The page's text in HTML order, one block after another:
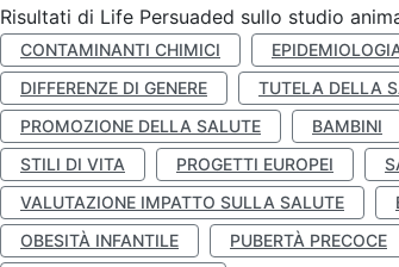
Risultati di Life Persuaded sullo studio
CONTAMINANTI CHIMICI
DIFFERENZE DI GENERE
TUTELA DELLA
PROMOZIONE DELLA SALUTE
BAMBINI
STILI DI VITA
PROGETTI EUROPEI
VALUTAZIONE IMPATTO SULLA SALUTE
OBESITÀ INFANTILE
PUBERTÀ PRECOCE